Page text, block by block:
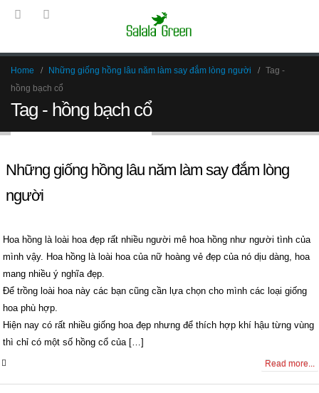
Home Những giống hồng lâu năm làm say đắm lòng người
Tag -
hồng bạch cổ
Tag - hồng bạch cổ
Những giống hồng lâu năm làm say đắm lòng
người
Hoa hồng là loài hoa đẹp rất nhiều người mê hoa hồng như người tình của
mình vậy. Hoa hồng là loài hoa của nữ hoàng vẻ đẹp của nó dịu dàng, hoa
mang nhiều ý nghĩa đẹp.
Để trồng loài hoa này các bạn cũng cần lựa chọn cho mình các loại giống
hoa phù hợp.
Hiện nay có rất nhiều giống hoa đẹp nhưng để thích hợp khí hậu từng vùng
thì chỉ có một số hồng cổ của […]
Read more...